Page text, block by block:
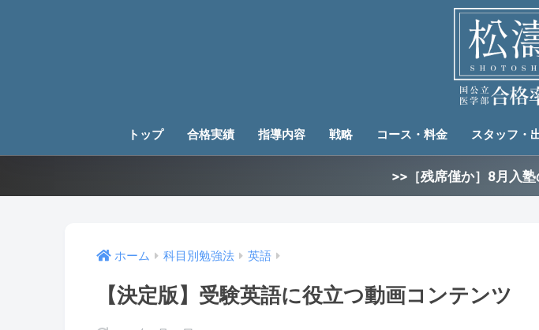
トップ 合格実績 指導内容 戦略 コース・料金 スタッフ・
>>［残席僅か］8月入
ホーム 科目別勉強法 英語
【決定版】受験英語に役立つ動画コンテンツ